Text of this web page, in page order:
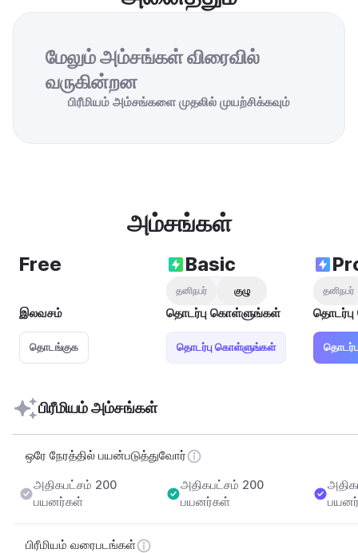
மேலும் அம்சங்கள் விரைவில்
வருகின்றன
பிரீமியம் அம்சங்களை முதலில் முயற்சிக்கவும்
அம்சங்கள்
Free
இலவசம்
தொடங்குக
Basic
தனிநபர் குழு
தொடர்பு கொள்ளுங்கள்
தொடர்பு கொள்ளுங்கள்
தனிநபர்
பிரீமியம் அம்சங்கள்
ஒரே நேரத்தில் பயன்படுத்துவோர்
அதிகபட்சம் 200
பயனர்கள்
அதிகபட்சம் 200
பயனர்கள்
பிரீமியம் வரைபடங்கள்